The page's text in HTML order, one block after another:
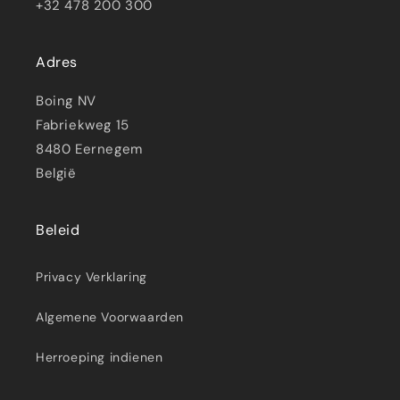
+32 478 200 300
Adres
Boing NV
Fabriekweg 15
8480 Eernegem
België
Beleid
Privacy Verklaring
Algemene Voorwaarden
Herroeping indienen